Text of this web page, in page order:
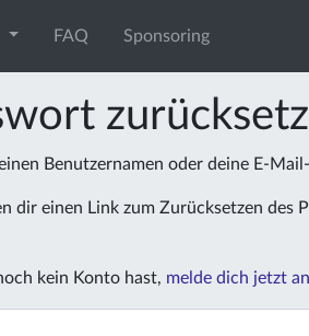
FAQ Sponsoring
Benutzernamen oder deine E-
dir einen Link zum Zurücksetzen des
kein Konto hast, melde dich jetzt an